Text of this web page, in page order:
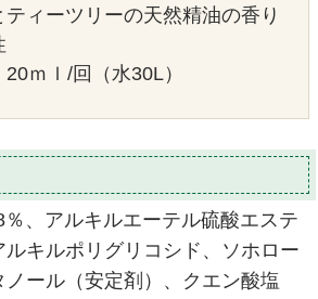
ィーツリーの天然精油の香り
ｍｌ/回（水30L）
、アルキルエーテル硫酸エステ
キルポリグリコシド、ソホロー
ール（安定剤）、クエン酸塩